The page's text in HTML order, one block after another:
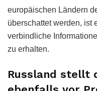
europäischen Ländern
überschattet werden, ist
verbindliche
zu erhalten.
Russland stellt